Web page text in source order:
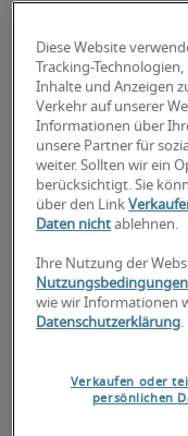
Personen mit
Position, und
langer
Diese Website
Tracking-
Inhalte und Anzeigen
Verkehr auf unserer
Informationen über
unsere Partner für
weiter. Sollten wir ein
berücksichtigt. Sie
über den Link
Daten nicht ablehnen.
Ihre Nutzung der
Nutzungsbedingungen
wie wir Informationen
Datenschutzerklärung
Verkaufen oder
persönlichen